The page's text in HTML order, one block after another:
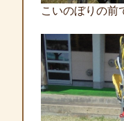
こいのぼりの前